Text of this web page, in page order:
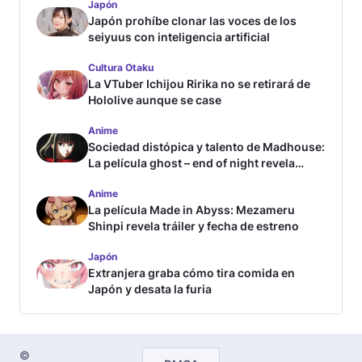
Japón
Japón prohíbe clonar las voces de los
seiyuus con inteligencia artificial
Cultura Otaku
La VTuber Ichijou Ririka no se retirará de
Hololive aunque se case
Anime
Sociedad distópica y talento de Madhouse:
La película ghost – end of night revela
Anime
La película Made in Abyss: Mezameru
Shinpi revela tráiler y fecha de estreno
Japón
Extranjera graba cómo tira comida en
Japón y desata la furia
©